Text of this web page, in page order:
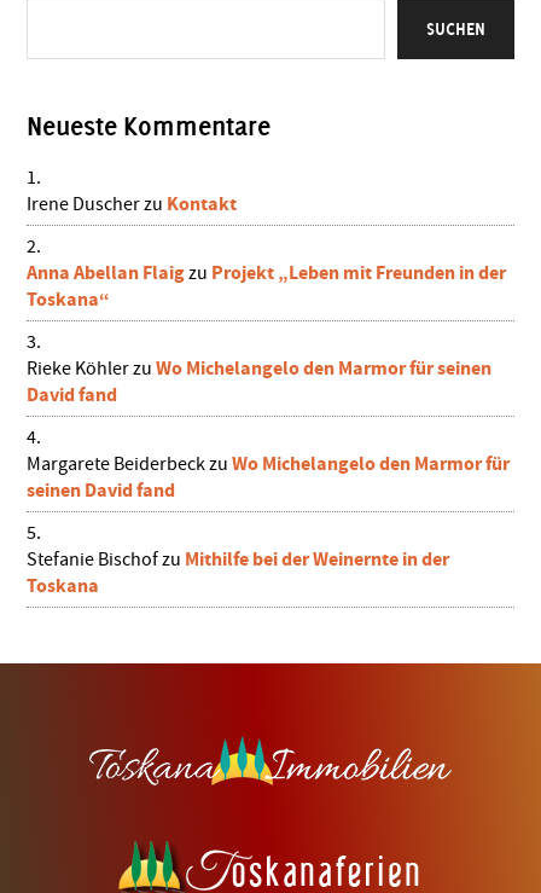
SUCHEN
Neueste Kommentare
Irene Duscherzu Kontakt
Anna Abellan Flaigzu Projekt „Leben mit Freunden in der
Toskana“
Rieke KöhlerzuWo Michelangelo den Marmor für seinen
David fand
Margarete BeiderbeckzuWo Michelangelo den Marmor für
seinen David fand
Stefanie Bischofzu Mithilfe bei der Weinernte in der
Toskana
Footer